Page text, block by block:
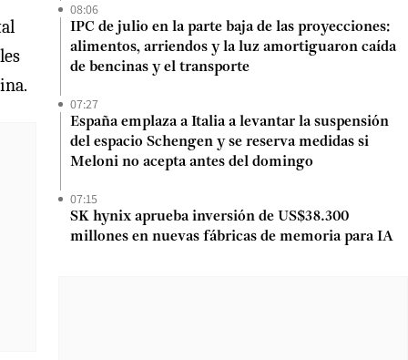
08:06
IPC de julio en la parte baja de las proyecciones:
alimentos, arriendos y la luz amortiguaron caída
de bencinas y el transporte
07:27
España emplaza a Italia a levantar la suspensión
del espacio Schengen y se reserva medidas si
Meloni no acepta antes del domingo
07:15
SK hynix aprueba inversión de US$38.300
millones en nuevas fábricas de memoria para IA